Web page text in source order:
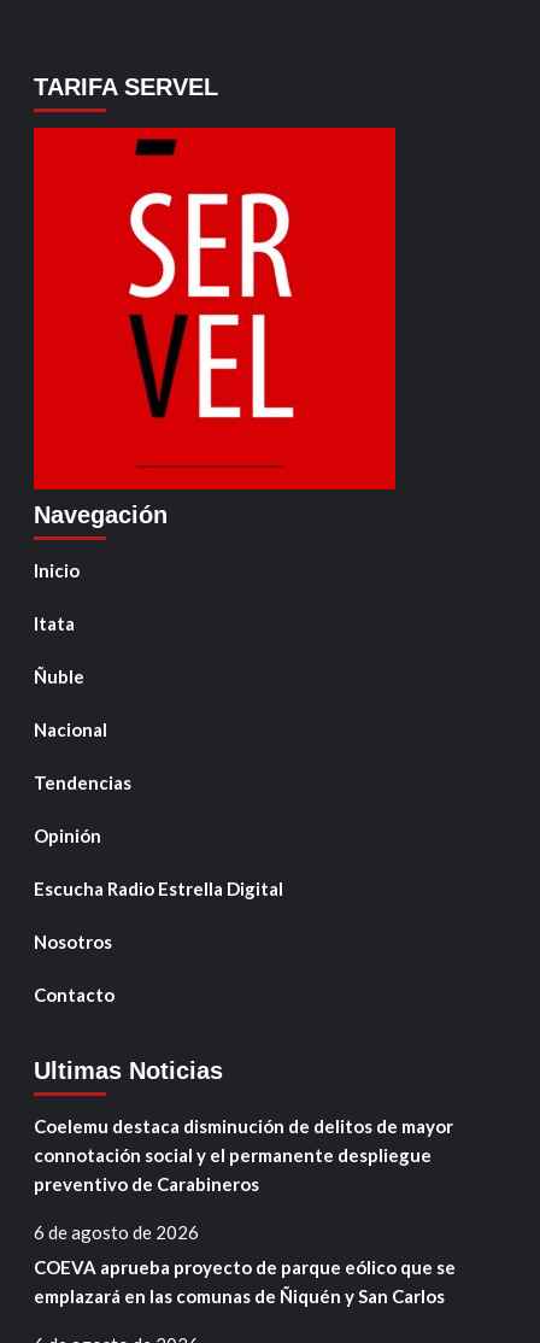
TARIFA SERVEL
Navegación
Inicio
Itata
Ñuble
Nacional
Tendencias
Opinión
Escucha Radio Estrella Digital
Nosotros
Contacto
Ultimas Noticias
Coelemu destaca disminución de delitos de mayor
connotación social y el permanente despliegue
preventivo de Carabineros
6 de agosto de 2026
COEVA aprueba proyecto de parque eólico que se
emplazará en las comunas de Ñiquén y San Carlos